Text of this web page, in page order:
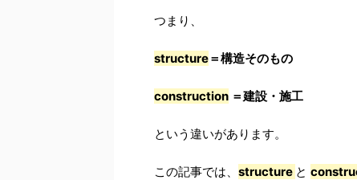
つまり、
structure＝構造そのもの
construction ＝建設・施工
という違いがあります。
この記事では、 structure と